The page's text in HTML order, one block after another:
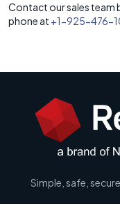
Contact our sales team
phone at +1-925-476-
Simple, safe,